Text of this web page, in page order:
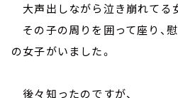
大声出しながら泣き崩れてる
その子の周りを囲って座り、
の女子がいました。
後々知ったのですが、